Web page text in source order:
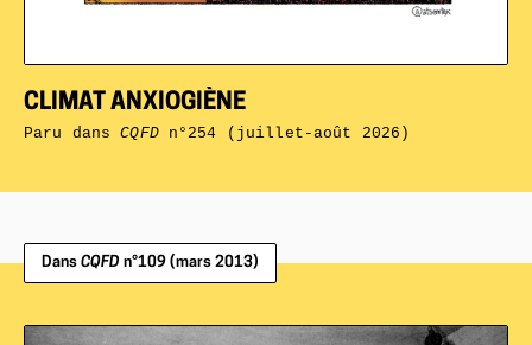
CLIMAT ANXIOGIÈNE
Paru dansCQFDn°254 (juillet-août 2026)
Dans CQFD n°109 (mars 2013)